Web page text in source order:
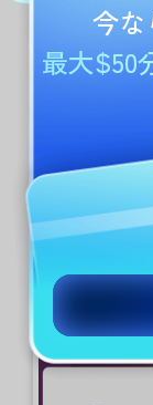
3. 挿
ファイルに
ンをクリッ
を追加した
ントに挿入す
「 前面」、「
プションで
今な
最大$50